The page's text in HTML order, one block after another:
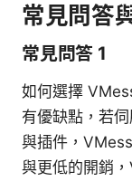
常見問答
常見問答 1
如何選擇
有優缺點，若
與插件，
與更低的開銷